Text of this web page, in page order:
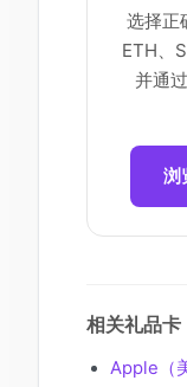
选择正
ETH、
并通
浏
相关礼品卡
Apple（